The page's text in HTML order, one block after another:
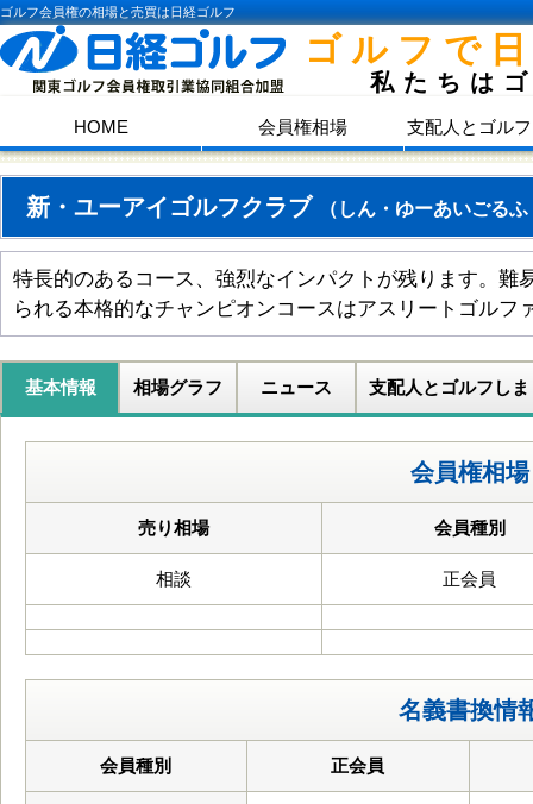
ゴルフ会員権の相場と売買は日経ゴルフ
ゴルフで
私たちは
HOME 会員権相場 支配人とゴル
新・ユーアイゴルフクラブ （しん・ゆーあいごる
特長的のあるコース、強烈なインパクトが残ります。難
られる本格的なチャンピオンコースはアスリートゴルフ
基本情報 相場グラフ ニュース 支配人とゴルフしま
会員権相場
売り相場 会員種別
相談 正会員
名義書換情
会員種別 正会員